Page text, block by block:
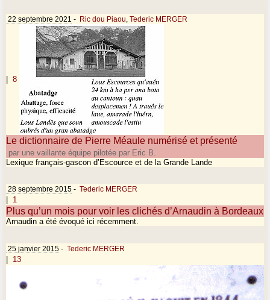
22 septembre 2021 - Ric dou Piaou ,Tederic MERGER
| 8
Le dictionnaire de Pierre Méaule numérisé et présenté
par une vaillante équipe pilotée par Eric B.
Lexique français-gascon d’Escource et de la Grande Lande
28 septembre 2015 - Tederic MERGER
1
Plus qu’un mois pour voir les clichés d’Arnaudin à Bordeaux
Arnaudin a été évoqué ici récemment.
25 janvier 2015 - Tederic MERGER
13